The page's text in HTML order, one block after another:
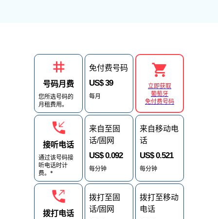
号码月费
您所选号码的
月租费用。
接听电话
通过该号码接
听电话时计
费。*
拨打电话
免付费号码
US$ 39
每月
来自至固
话/固网
US$ 0.092
每分钟
拨打至固
话/固网
立即获取
葡萄牙
免付费号码
来自移动电
话
US$ 0.521
每分钟
拨打至移动
电话